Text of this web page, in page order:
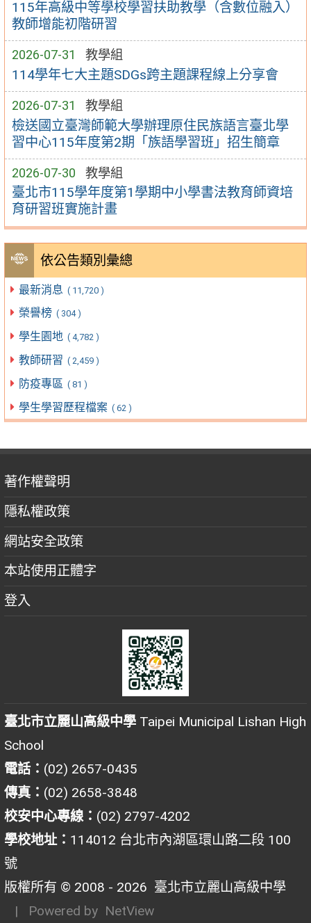
115年高級中等學校學習扶助教學（含數位融入）
教師增能初階研習
2026-07-31 教學組
114學年七大主題SDGs跨主題課程線上分享會
2026-07-31 教學組
檢送國立臺灣師範大學辦理原住民族語言臺北學
習中心115年度第2期「族語學習班」招生簡章
2026-07-30 教學組
臺北市115學年度第1學期中小學書法教育師資培
育研習班實施計畫
依公告類別彙總
最新消息 ( 11,720 )
榮譽榜 ( 304 )
學生園地 ( 4,782 )
教師研習 ( 2,459 )
防疫專區 ( 81 )
學生學習歷程檔案 ( 62 )
著作權聲明
隱私權政策
網站安全政策
本站使用正體字
登入
臺北市立麗山高級中學 Taipei Municipal Lishan High
School
電話： (02) 2657-0435
傳真： (02) 2658-3848
校安中心專線： (02) 2797-4202
學校地址： 114012 台北市內湖區環山路二段 100
號
版權所有 © 2008 - 2026 臺北市立麗山高級中學
| Powered by NetView